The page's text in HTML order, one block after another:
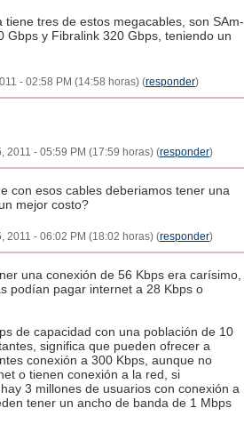
tiene tres de estos megacables, son SAm-
Gbps y Fibralink 320 Gbps, teniendo un
- 02:58 PM (14:58 horas) (responder)
2011 - 05:59 PM (17:59 horas) (responder)
con esos cables deberiamos tener una
mejor costo?
2011 - 06:02 PM (18:02 horas) (responder)
una conexión de 56 Kbps era carísimo,
podían pagar internet a 28 Kbps o
de capacidad con una población de 10
significa que pueden ofrecer a
conexión a 300 Kbps, aunque no
o tienen conexión a la red, si
3 millones de usuarios con conexión a
tener un ancho de banda de 1 Mbps